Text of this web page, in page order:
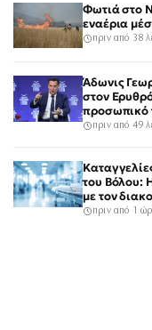
Φωτιά στο
εναέρια
πριν από 38
Άδωνις
στον
προσωπικό
πριν από 49
του Βόλου:
με τον
πριν από 1